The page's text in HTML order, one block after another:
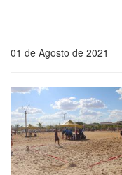
01 de Agosto de 2021